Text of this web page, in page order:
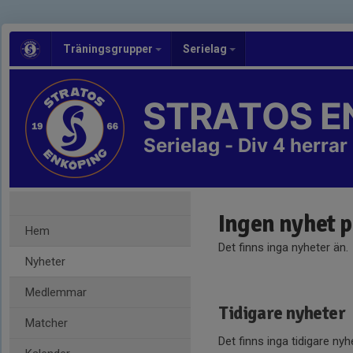
Träningsgrupper Serielag
STRATOS
Serielag - Div 4 herrar
Hem
Nyheter
Medlemmar
Matcher
Ingen nyhet
Det finns inga nyheter än.
Tidigare nyheter
Det finns inga tidigare